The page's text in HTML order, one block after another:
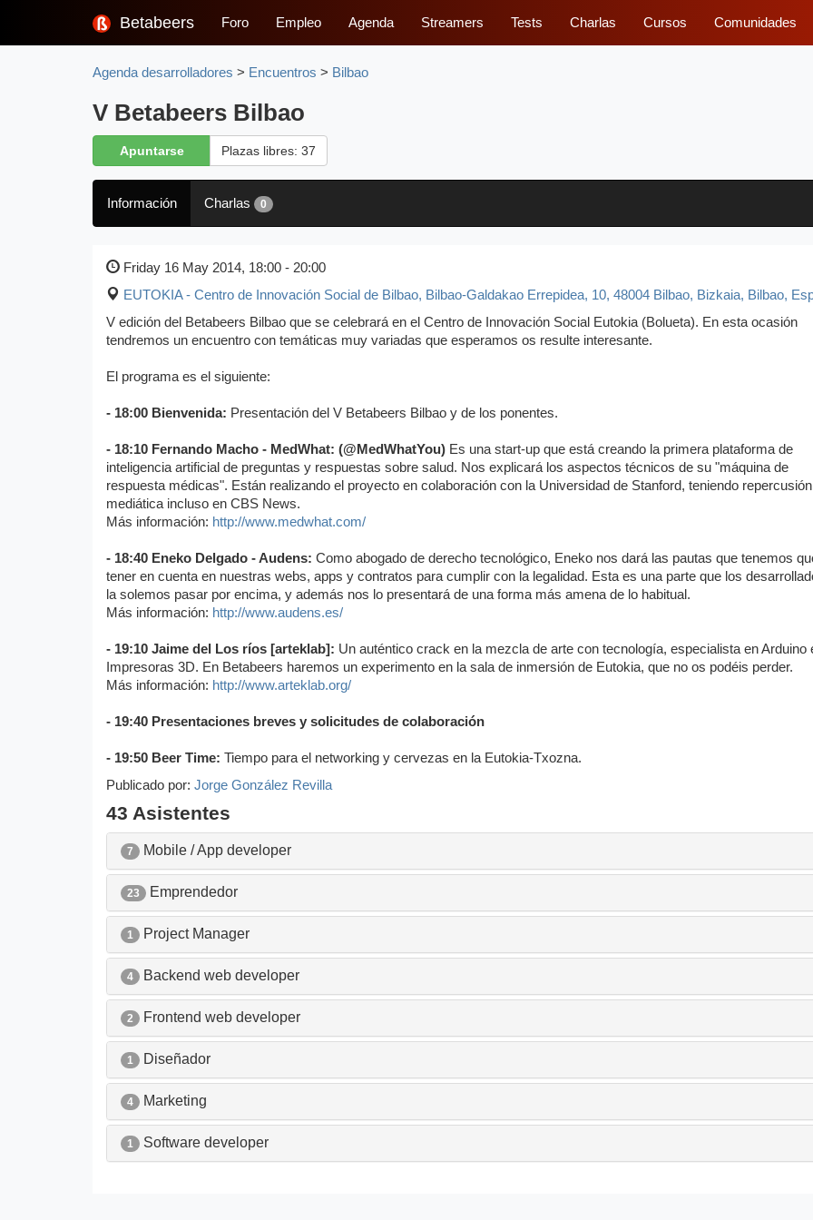
Betabeers Foro Empleo Agenda Streamers Tests Charlas Cursos Comunidades
Agenda desarrolladores > Encuentros > Bilbao
V Betabeers Bilbao
Apuntarse Plazas libres: 37
Información Charlas 0
Friday 16 May 2014, 18:00 - 20:00
EUTOKIA - Centro de Innovación Social de Bilbao, Bilbao-Galdakao Errepidea, 10, 48004 Bilbao, Bizkaia, Bilbao,
V edición del Betabeers Bilbao que se celebrará en el Centro de Innovación Social Eutokia (Bolueta). En esta ocasión
tendremos un encuentro con temáticas muy variadas que esperamos os resulte interesante.
El programa es el siguiente:
- 18:00 Bienvenida: Presentación del V Betabeers Bilbao y de los ponentes.
- 18:10 Fernando Macho - MedWhat: (@MedWhatYou) Es una start-up que está creando la primera plataforma de
inteligencia artificial de preguntas y respuestas sobre salud. Nos explicará los aspectos técnicos de su "máquina de
respuesta médicas". Están realizando el proyecto en colaboración con la Universidad de Stanford, teniendo repercusión
mediática incluso en CBS News.
Más información: http://www.medwhat.com/
- 18:40 Eneko Delgado - Audens: Como abogado de derecho tecnológico, Eneko nos dará las pautas que tenemos
tener en cuenta en nuestras webs, apps y contratos para cumplir con la legalidad. Esta es una parte que los
la solemos pasar por encima, y además nos lo presentará de una forma más amena de lo habitual.
Más información: http://www.audens.es/
- 19:10 Jaime del Los ríos [arteklab]: Un auténtico crack en la mezcla de arte con tecnología, especialista en Arduino
Impresoras 3D. En Betabeers haremos un experimento en la sala de inmersión de Eutokia, que no os podéis perder.
Más información: http://www.arteklab.org/
- 19:40 Presentaciones breves y solicitudes de colaboración
- 19:50 Beer Time: Tiempo para el networking y cervezas en la Eutokia-Txozna.
Publicado por: Jorge González Revilla
43 Asistentes
7 Mobile / App developer
23 Emprendedor
1 Project Manager
4 Backend web developer
2 Frontend web developer
1 Diseñador
4 Marketing
1 Software developer